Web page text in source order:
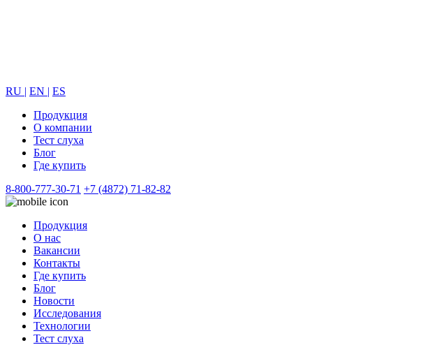
RU | EN | ES
Продукция
О компании
Тест слуха
Блог
Где купить
8-800-777-30-71 +7 (4872) 71-82-82
Продукция
О нас
Вакансии
Контакты
Где купить
Блог
Новости
Исследования
Технологии
Тест слуха